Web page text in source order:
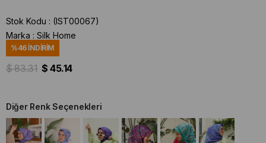
Stok Kodu
(IST00067)
Marka : Silk Home
%46İNDIRIM
$ 83.31 $ 45.14
Diğer Renk Seçenekleri